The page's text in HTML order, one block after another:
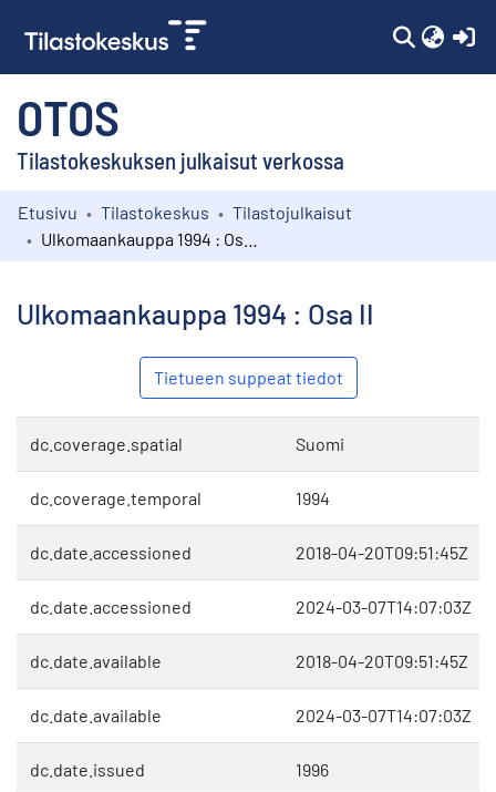
OTOS
Tilastokeskuksen julkaisut verkossa
Kokoelmat
Etusivu Tilastokeskus
Tilastojulkaisut
Ulkomaankauppa 1994 : Osa II
Tietueen suppeat tiedot
dc.coverage.spatial Suomi
dc.coverage.temporal 1994
dc.date.accessioned 2018-04-20T09:51:45Z
dc.date.accessioned 2024-03-07T14:07:03Z
dc.date.available 2018-04-20T09:51:45Z
dc.date.available 2024-03-07T14:07:03Z
dc.date.issued 1996